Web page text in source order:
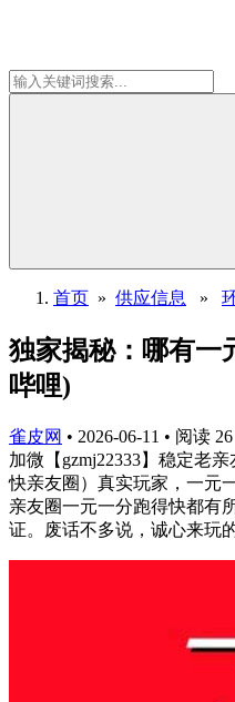
首页 » 供应信息 »
独家揭秘：哪有一
哔哩)
雀皮网 • 2026-06-11 • 阅读 26
加微【gzmj22333】稳定老
快亲友圈）真实玩家，一元
亲友圈一元一分跑得快都有
证。废话不多说，诚心来玩